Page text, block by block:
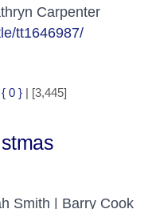
Carpenter
tt1646987/
{ 0 } | [3,445]
Smith | Barry Cook